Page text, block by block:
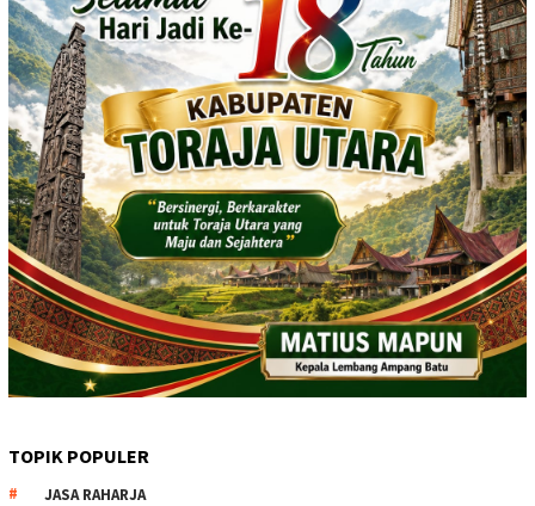
TOPIK POPULER
JASA RAHARJA